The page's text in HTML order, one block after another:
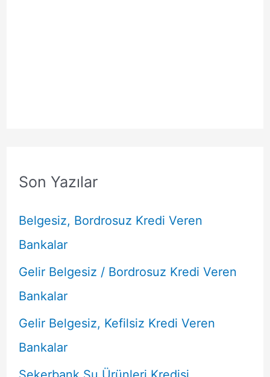
Son Yazılar
Belgesiz, Bordrosuz Kredi Veren
Bankalar
Gelir Belgesiz / Bordrosuz Kredi Veren
Bankalar
Gelir Belgesiz, Kefilsiz Kredi Veren
Bankalar